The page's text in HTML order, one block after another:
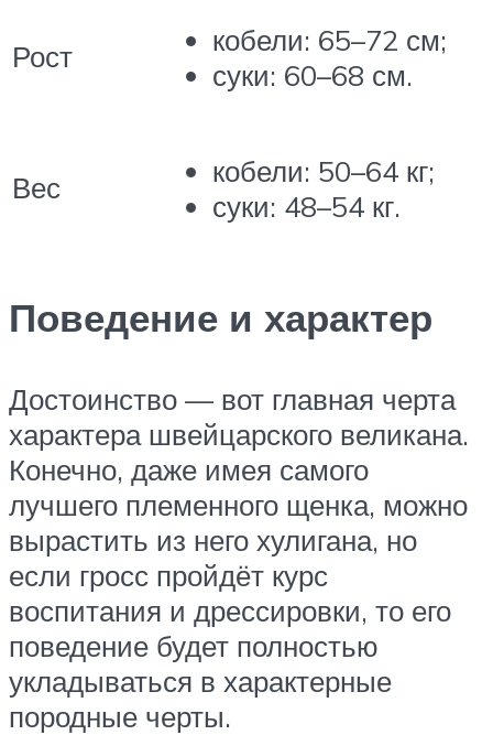
Рост
кобели: 65–72 см;
суки: 60–68 см.
Вес
кобели: 50–64 кг;
суки: 48–54 кг.
Поведение и характер
Достоинство — вот главная черта
характера швейцарского великана.
Конечно, даже имея самого
лучшего племенного щенка, можно
вырастить из него хулигана, но
если гросс пройдёт курс
воспитания и дрессировки, то его
поведение будет полностью
укладываться в характерные
породные черты.